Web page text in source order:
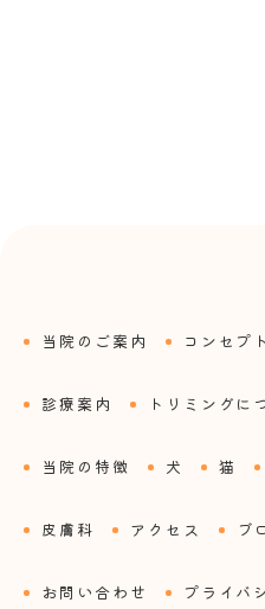
当院のご案内 コンセプト
診療案内 トリミングに
当院の特徴 犬 猫
皮膚科 アクセス ブ
お問い合わせ プライバ